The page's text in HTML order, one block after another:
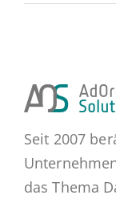
Seit 2007
das Thema